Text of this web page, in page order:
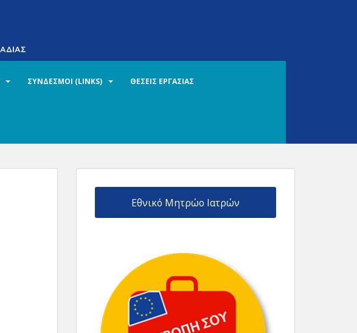
ΣΥΝΔΕΣΜΟΙ (LINKS) ΘΕΣΕΙΣ ΕΡΓΑΣΙΑΣ
Εθνικό Μητρώο Ιατρών